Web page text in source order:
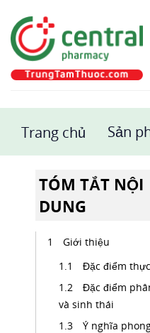
Trang chủ Sản
TÓM TẮT NỘI
DUNG
Giới thiệu
Đặc điểm
Đặc điểm
và sinh thái
Ý nghĩa